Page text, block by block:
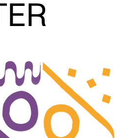
INFO
Om Norges
Kontakt oss